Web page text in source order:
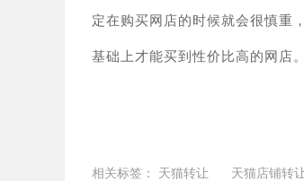
定在购买网店的时候就会很慎重
基础上才能买到性价比高的网店。
相关标签： 天猫转让 天猫店铺转